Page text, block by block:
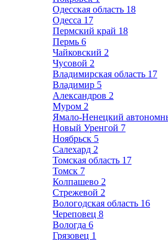
Одесская область 18
Одесса 17
Пермский край 18
Пермь 6
Чайковский 2
Чусовой 2
Владимирская область 17
Владимир 5
Александров 2
Муром 2
Ямало-Ненецкий
Новый Уренгой 7
Ноябрьск 5
Салехард 2
Томская область 17
Томск 7
Колпашево 2
Стрежевой 2
Вологодская область 16
Череповец 8
Вологда 6
Грязовец 1